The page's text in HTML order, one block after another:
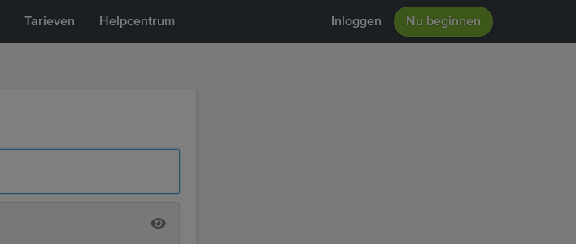
Tarieven Helpcentrum Inloggen Nu beginnen